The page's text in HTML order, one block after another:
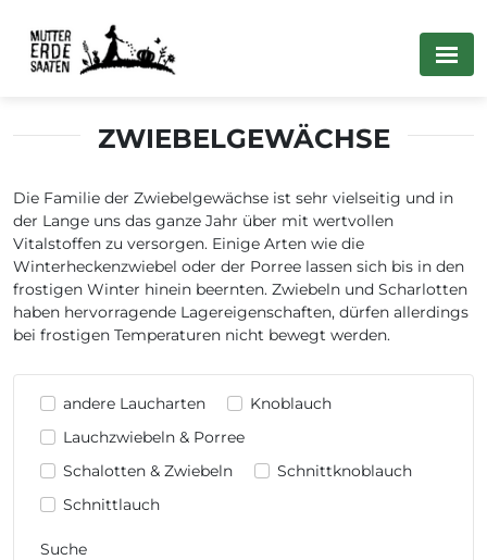
ZWIEBELGEWÄCHSE
Die Familie der Zwiebelgewächse ist sehr vielseitig und in
der Lange uns das ganze Jahr über mit wertvollen
Vitalstoffen zu versorgen. Einige Arten wie die
Winterheckenzwiebel oder der Porree lassen sich bis in den
frostigen Winter hinein beernten. Zwiebeln und Scharlotten
haben hervorragende Lagereigenschaften, dürfen allerdings
bei frostigen Temperaturen nicht bewegt werden.
andere Laucharten
Knoblauch
Lauchzwiebeln & Porree
Schalotten & Zwiebeln
Schnittknoblauch
Schnittlauch
Suche